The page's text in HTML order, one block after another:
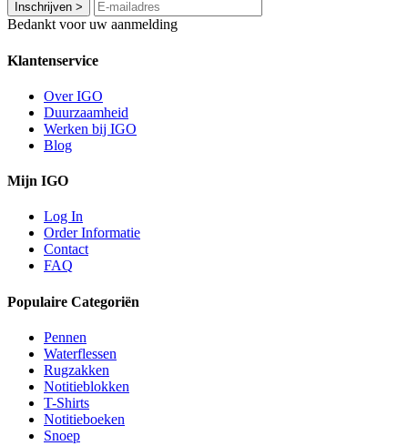
Inschrijven >
Bedankt voor uw aanmelding
Klantenservice
Over IGO
Duurzaamheid
Werken bij IGO
Blog
Mijn IGO
Log In
Order Informatie
Contact
FAQ
Populaire Categoriën
Pennen
Waterflessen
Rugzakken
Notitieblokken
T-Shirts
Notitieboeken
Snoep